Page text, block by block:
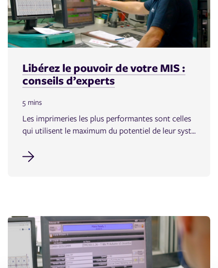
Libérez le pouvoir de votre MIS :
conseils d’experts
5 mins
Les imprimeries les plus performantes sont celles
qui utilisent le maximum du potentiel de leur syst...